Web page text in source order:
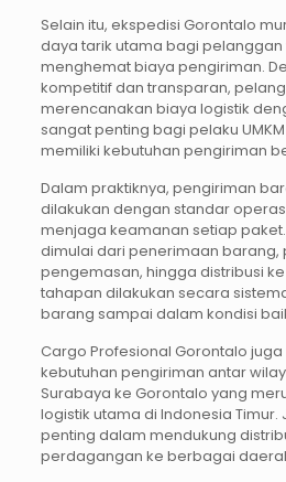
Selain itu, ekspedisi Gorontalo
daya tarik utama bagi pelanggan
menghemat biaya pengiriman.
kompetitif dan transparan,
merencanakan biaya logistik
sangat penting bagi pelaku
memiliki kebutuhan pengiriman
Dalam praktiknya, pengiriman
dilakukan dengan standar
menjaga keamanan setiap
dimulai dari penerimaan barang,
pengemasan, hingga distribusi
tahapan dilakukan secara
barang sampai dalam kondisi
Cargo Profesional Gorontalo
kebutuhan pengiriman antar
Surabaya ke Gorontalo yang
logistik utama di Indonesia Timur.
penting dalam mendukung
perdagangan ke berbagai